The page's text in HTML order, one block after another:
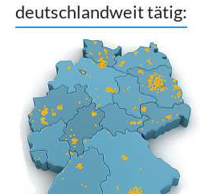
deutschlandweit tätig: